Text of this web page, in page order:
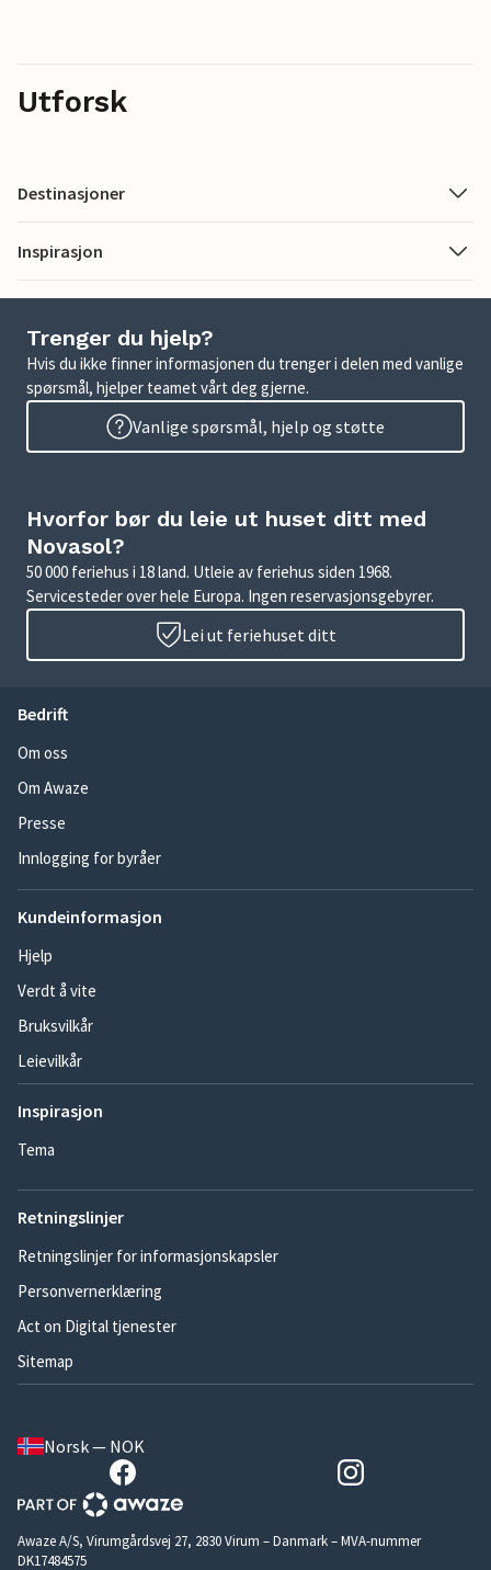
Utforsk
Destinasjoner
Inspirasjon
Trenger du hjelp?
Hvis du ikke finner informasjonen du trenger i delen med vanlige
spørsmål, hjelper teamet vårt deg gjerne.
Vanlige spørsmål, hjelp og støtte
Hvorfor bør du leie ut huset ditt med
Novasol?
50 000 feriehus i 18 land. Utleie av feriehus siden 1968.
Servicesteder over hele Europa. Ingen reservasjonsgebyrer.
Lei ut feriehuset ditt
Bedrift
Om oss
Om Awaze
Presse
Innlogging for byråer
Kundeinformasjon
Hjelp
Verdt å vite
Bruksvilkår
Leievilkår
Inspirasjon
Tema
Retningslinjer
Retningslinjer for informasjonskapsler
Personvernerklæring
Act on Digital tjenester
Sitemap
Norsk — NOK
Awaze A/S, Virumgårdsvej 27, 2830 Virum – Danmark – MVA-nummer
DK17484575